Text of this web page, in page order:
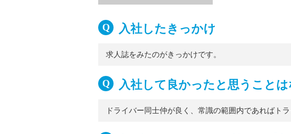
入社したきっかけ
求人誌をみたのがきっかけです。
入社して良かったと思うこと
ドライバー同士仲が良く、常識の範囲内であればト